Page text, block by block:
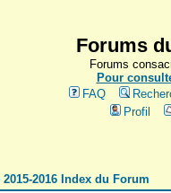
Forums
Forums
Pour
FAQ
Profil
2016 Index du Forum